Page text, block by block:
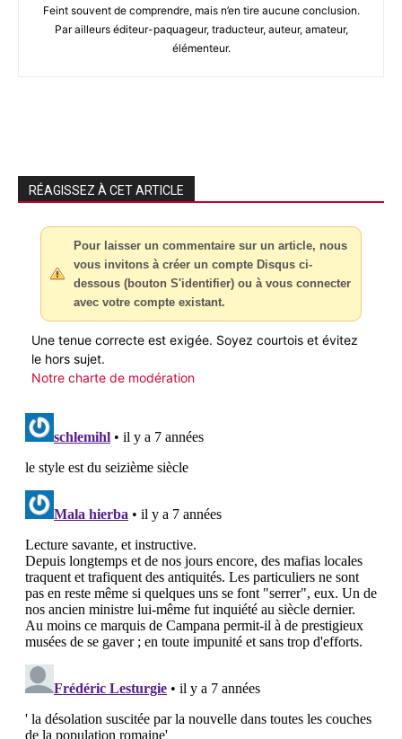
Feint souvent de comprendre, mais n’en tire aucune conclusion.
Par ailleurs éditeur-paquageur, traducteur, auteur, amateur,
élémenteur.
RÉAGISSEZ À CET ARTICLE
Pour laisser un commentaire sur un article, nous
vous invitons à créer un compte Disqus ci-
dessous (bouton S'identifier) ou à vous connecter
avec votre compte existant.
Une tenue correcte est exigée. Soyez courtois et évitez
le hors sujet.
Notre charte de modération